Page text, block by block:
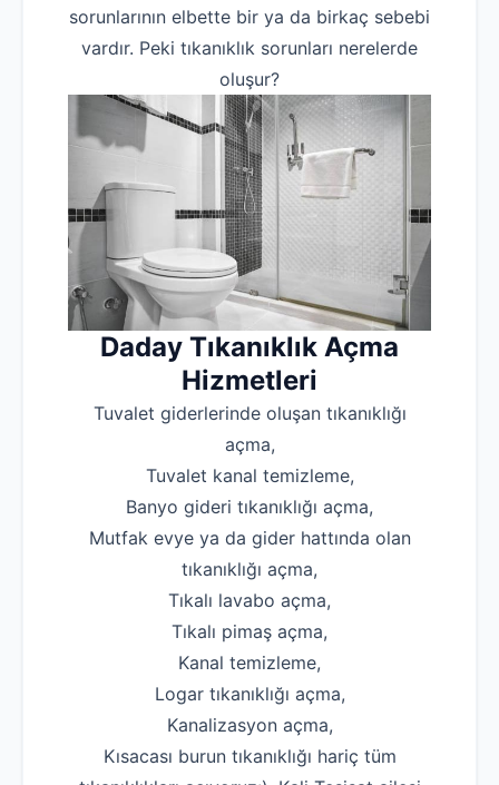
sorunlarının elbette bir ya da birkaç sebebi
vardır. Peki tıkanıklık sorunları nerelerde
oluşur?
Daday Tıkanıklık Açma
Hizmetleri
‌Tuvalet giderlerinde oluşan tıkanıklığı
açma,
‌Tuvalet kanal temizleme,
‌Banyo gideri tıkanıklığı açma,
‌Mutfak evye ya da gider hattında olan
tıkanıklığı açma,
‌Tıkalı lavabo açma,
‌Tıkalı pimaş açma,
‌Kanal temizleme,
‌Logar tıkanıklığı açma,
‌Kanalizasyon açma,
Kısacası burun tıkanıklığı hariç tüm